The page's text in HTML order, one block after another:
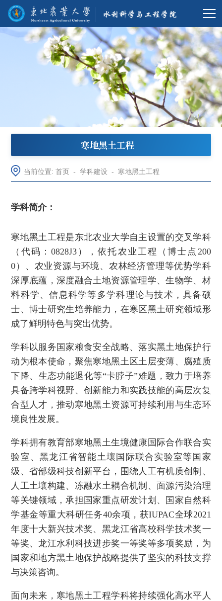
寒地黑土工程
当前位置:首页 -学科建设 - 寒地黑土工程
学科简介：
寒地黑土工程是东北农业大学自主设置的交叉学科
（代码：0828J3），依托农业工程（博士点200
0）、农业资源与环境、农林经济管理等优势学科
深厚底蕴，深度融合土地资源管理学、生物学、材
料科学、信息科学等多学科理论与技术，具备硕
士、博士研究生培养能力，在寒区黑土研究领域形
成了鲜明特色与突出优势。
学科以服务国家粮食安全战略、落实黑土地保护行
动为根本使命，聚焦寒地黑土区土层变薄、腐殖质
下降、生态功能退化等“卡脖子”难题，致力于培养
具备跨学科视野、创新能力和实践技能的高层次复
合型人才，推动寒地黑土资源可持续利用与生态环
境良性发展。
学科拥有教育部寒地黑土生境健康国际合作联合实
验室、黑龙江省智能土壤国际联合实验室等国家
级、省部级科技创新平台，围绕人工有机质创制、
人工土壤构建、冻融水土耦合机制、面源污染治理
等关键领域，承担国家重点研发计划、国家自然科
学基金等重大科研任务40余项，获IUPAC全球2021
年度十大新兴技术奖、黑龙江省高校科学技术奖一
等奖、龙江水利科技进步奖一等奖等多项奖励，为
国家和地方黑土地保护战略提供了坚实的科技支撑
与决策咨询。
面向未来，寒地黑土工程学科将持续强化高水平人